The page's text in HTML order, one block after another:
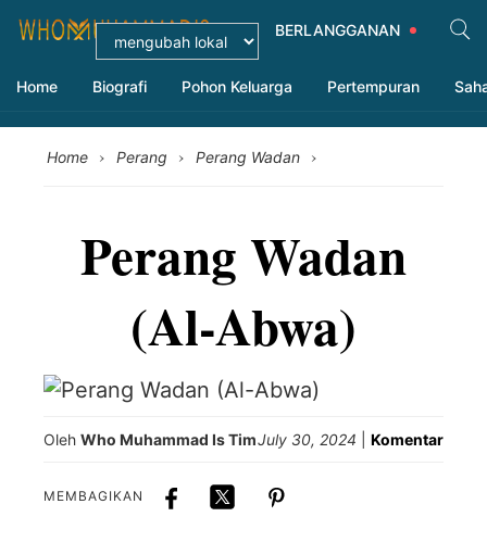
BERLANGGANAN
Home Biografi Pohon Keluarga Pertempuran
Home › Perang › Perang Wadan ›
Perang Wadan
(Al-Abwa)
Oleh Who Muhammad Is TimJuly 30, 2024 Komentar
MEMBAGIKAN